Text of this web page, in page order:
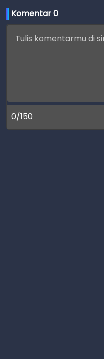
Komentar 0
0/150